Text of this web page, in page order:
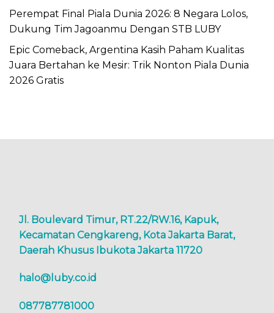
Perempat Final Piala Dunia 2026: 8 Negara Lolos,
Dukung Tim Jagoanmu Dengan STB LUBY
Epic Comeback, Argentina Kasih Paham Kualitas
Juara Bertahan ke Mesir: Trik Nonton Piala Dunia
2026 Gratis
Jl. Boulevard Timur, RT.22/RW.16, Kapuk,
Kecamatan Cengkareng, Kota Jakarta Barat,
Daerah Khusus Ibukota Jakarta 11720
halo@luby.co.id
087787781000